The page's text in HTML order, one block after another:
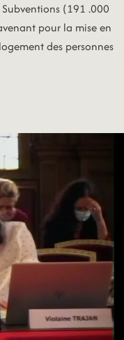
(191 .000
pour la mise en
des personnes